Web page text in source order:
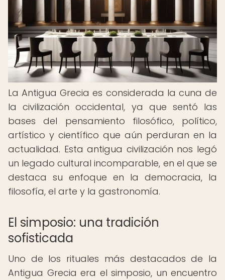
La Antigua Grecia es considerada la cuna de
la civilización occidental, ya que sentó las
bases del pensamiento filosófico, político,
artístico y científico que aún perduran en la
actualidad. Esta antigua civilización nos legó
un legado cultural incomparable, en el que se
destaca su enfoque en la democracia, la
filosofía, el arte y la gastronomía.
El simposio: una tradición
sofisticada
Uno de los rituales más destacados de la
Antigua Grecia era el simposio, un encuentro